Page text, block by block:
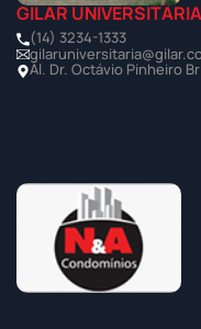
GILAR UNIVERSITÁRIA
(14) 3234-1333
Al. Dr. Octávio Pinheiro